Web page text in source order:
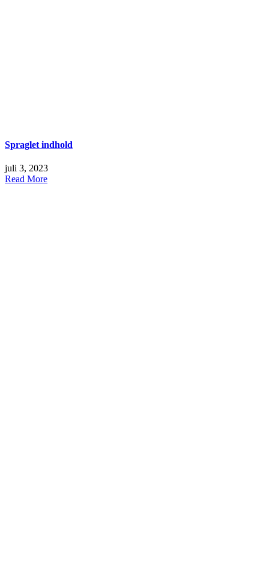
Spraglet indhold
juli 3, 2023
Read More